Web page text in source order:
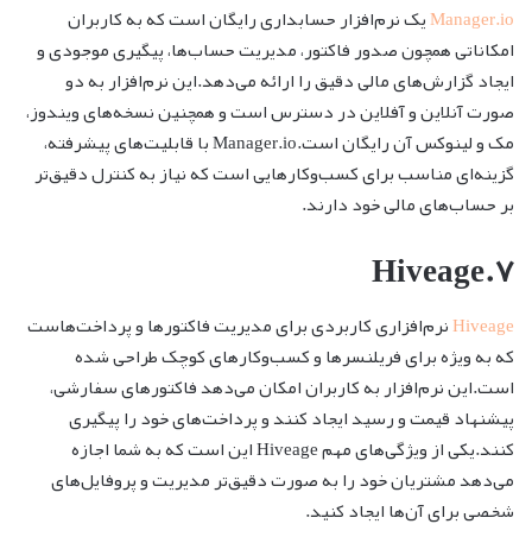
Manager.ioیک نرم‌افزار حسابداری رایگان است که به کاربران
امکاناتی همچون صدور فاکتور، مدیریت حساب‌ها، پیگیری موجودی و
ایجاد گزارش‌های مالی دقیق را ارائه می‌دهد.این نرم‌افزار به دو
صورت آنلاین و آفلاین در دسترس است و همچنین نسخه‌های ویندوز،
مک و لینوکس آن رایگان است.Manager.io با قابلیت‌های پیشرفته،
گزینه‌ای مناسب برای کسب‌وکارهایی است که نیاز به کنترل دقیق‌تر
بر حساب‌های مالی خود دارند.
۷.Hiveage
Hiveageنرم‌افزاری کاربردی برای مدیریت فاکتورها و پرداخت‌هاست
که به ویژه برای فریلنسرها و کسب‌وکارهای کوچک طراحی شده
است.این نرم‌افزار به کاربران امکان می‌دهد فاکتورهای سفارشی،
پیشنهاد قیمت و رسید ایجاد کنند و پرداخت‌های خود را پیگیری
کنند.یکی از ویژگی‌های مهم Hiveage این است که به شما اجازه
می‌دهد مشتریان خود را به صورت دقیق‌تر مدیریت و پروفایل‌های
شخصی برای آن‌ها ایجاد کنید.